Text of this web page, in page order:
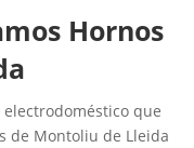
Hornos
que
de Montoliu de Lleida